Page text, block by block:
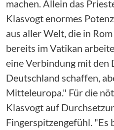
machen. Allein das
Klasvogt enormes
aus aller Welt, die in
bereits im Vatikan
eine Verbindung mit den
Deutschland schaffen,
Mitteleuropa." Für die
Klasvogt auf
Fingerspitzengefühl.